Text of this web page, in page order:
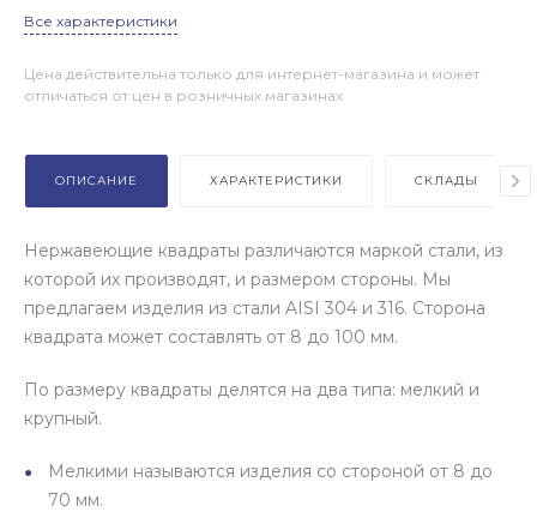
Все характеристики
Цена действительна только для интернет-магазина и может
отличаться от цен в розничных магазинах
ОПИСАНИЕ ХАРАКТЕРИСТИКИ СКЛАДЫ
Нержавеющие квадраты различаются маркой стали, из
которой их производят, и размером стороны. Мы
предлагаем изделия из стали AISI 304 и 316. Сторона
квадрата может составлять от 8 до 100 мм.
По размеру квадраты делятся на два типа: мелкий и
крупный.
Мелкими называются изделия со стороной от 8 до
70 мм.